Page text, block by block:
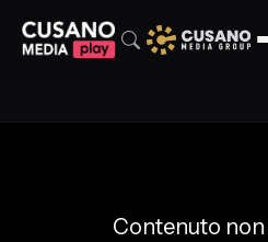
Contenuto